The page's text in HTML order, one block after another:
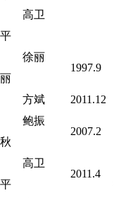
高卫
平
徐丽
丽
1997.9
方斌 2011.12
鲍振
秋
2007.2
高卫
平
2011.4